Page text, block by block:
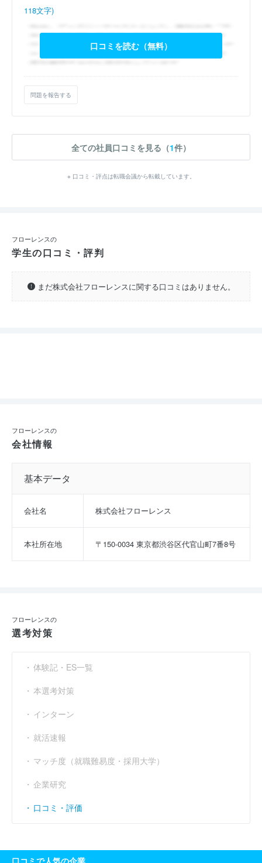
118文字)
口コミを読む（無料）
問題を報告する
全ての社員口コミを見る（1件）
※ 口コミ・評点は転職会議から転載しています。
フローレンスの
学生の口コミ・評判
まだ株式会社フローレンスに関する口コミはありません。
フローレンスの
会社情報
基本データ
会社名 株式会社フローレンス
本社所在地 〒150-0034 東京都渋谷区代官山町7番8号
フローレンスの
選考対策
体験記・ES一覧
本選考対策
インターン
就活速報
マッチ度（就職難易度・採用大学）
企業研究
口コミ・評価
口コミで人気の企業